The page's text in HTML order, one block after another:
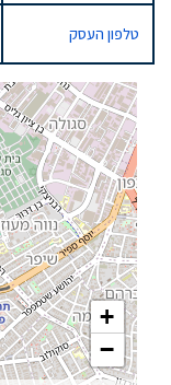
+
−
טלפון העסק